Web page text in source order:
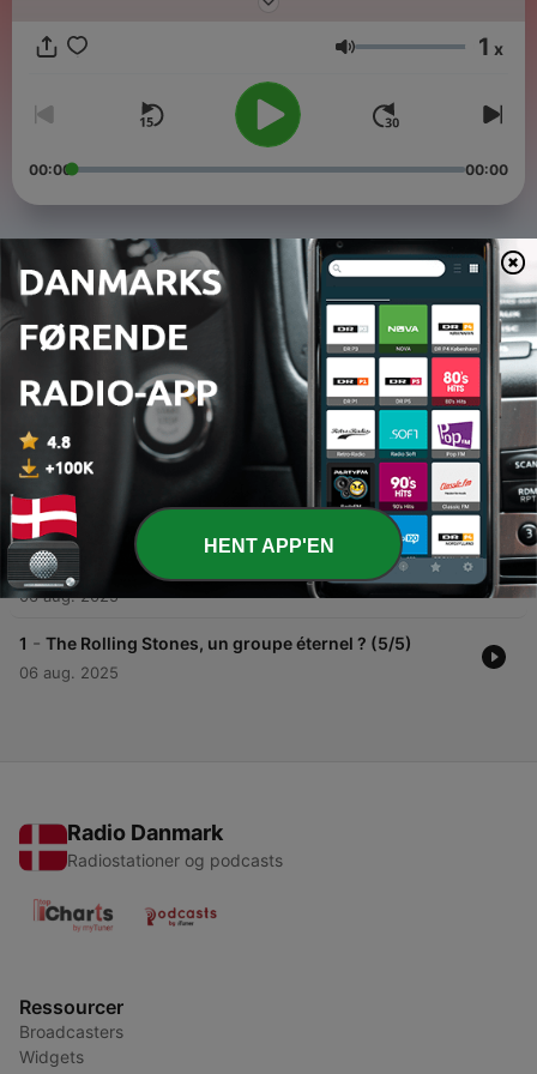
Lydstyrke 1 x
00:00 00:00
Episoder
5 - Les Stones, rescapés des sixties (1/5)
06 aug. 2025
4 - Les Rolling Stones sont-ils indivisibles ? (2/5)
3 - Comment les Rolling Stones sont-ils devenus
l'icône des années 60 ? (3/5)
06 aug. 2025
2 - L'histoire française des Rolling Stones (4/5)
06 aug. 2025
1 - The Rolling Stones, un groupe éternel ? (5/5)
06 aug. 2025
Radio Danmark
Radiostationer og podcasts
Ressourcer
Broadcasters
Widgets
HENT APP'EN